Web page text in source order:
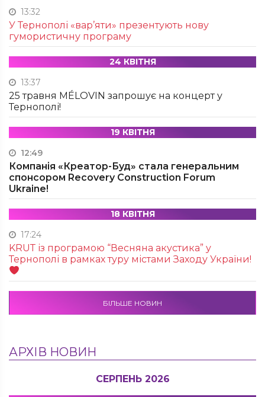
13:32
У Тернополі «вар’яти» презентують нову
гумористичну програму
24 КВІТНЯ
13:37
25 травня MÉLOVIN запрошує на концерт у
Тернополі!
19 КВІТНЯ
12:49
Компанія «Креатор-Буд» стала генеральним
спонсором Recovery Construction Forum
Ukraine!
18 КВІТНЯ
17:24
KRUТ із програмою “Весняна акустика” у
Тернополі в рамках туру містами Заходу України!
БІЛЬШЕ НОВИН
АРХІВ НОВИН
СЕРПЕНЬ 2026